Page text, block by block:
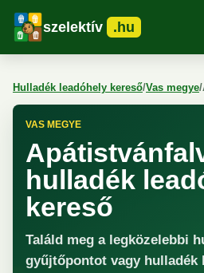
szelektív .hu
Hulladék leadóhely kereső/Vas megye/
VAS MEGYE
hulladék
kereső
Találd meg a legközelebbi
gyűjtőpontot vagy hulladék